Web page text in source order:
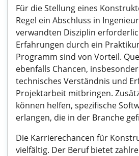
Für die Stellung eines
Regel ein Abschluss in
verwandten Disziplin
Erfahrungen durch ein
Programm sind von Vorteil.
ebenfalls Chancen,
technisches Verständnis und
Projektarbeit mitbringen.
können helfen, spezifische
erlangen, die in der Branche
Die Karrierechancen für
vielfältig. Der Beruf bietet